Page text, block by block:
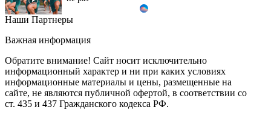
Врач дала 5 советов,
инфаркта и инсульта
летом
i
"Потеряли стыд в
погоне за "Диором":
Поплавская вмазала
Наши Партнеры
Важная информация
Обратите внимание! Сайт носит исключительно
информационный характер и ни при каких условиях
информационные материалы и цены, размещенные на
сайте, не являются публичной офертой, в соответствии со
ст. 435 и 437 Гражданского кодекса РФ.